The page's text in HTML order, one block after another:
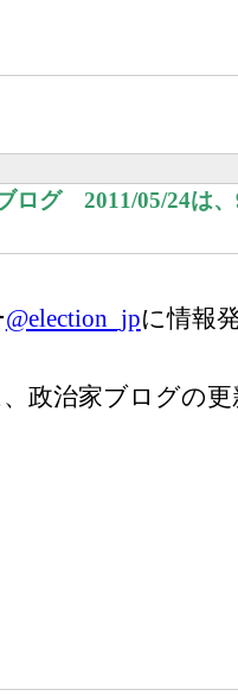
ログ 2011/05/24は
@election_jpに情報
政治家ブログの